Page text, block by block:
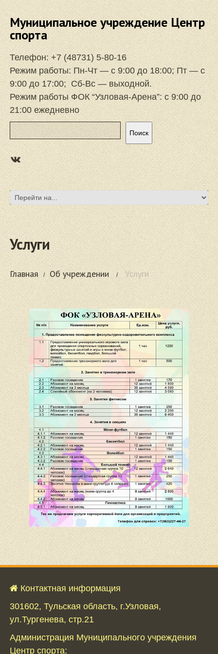
Муниципальное учреждение Центр
спорта
Телефон:+7 (48731) 5-80-16
Режим работы: Пн-Чт — с 9:00 до 18:00; Пт — с
9:00 до 17:00; Сб-Вс — выходной.
Режим работы ФОК “Узловая-Арена”: с 9:00 до
21:00 ежедневно
Поиск
Поиск
https://vk.com/focuzlarena
Услуги
Главная Об учреждении Услуги
Контактная информация
301602, Тульская область, г.Узловая,
ул.Тургенева, стр.21
Администрация Муниципального учреждения
Центр спорта: